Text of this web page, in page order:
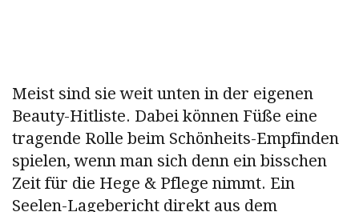
Meist sind sie weit unten in der eigenen
Beauty-Hitliste. Dabei können Füße eine
tragende Rolle beim Schönheits-Empfinden
spielen, wenn man sich denn ein bisschen
Zeit für die Hege & Pflege nimmt. Ein
Seelen-Lagebericht direkt aus dem